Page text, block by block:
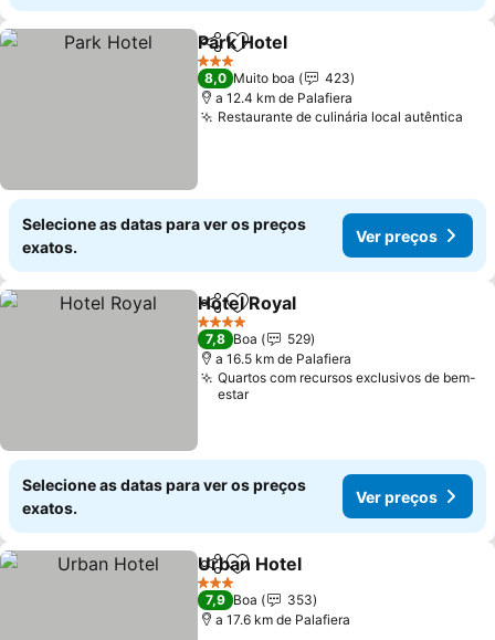
PartilharAdicionar aos favoritos
Park Hotel
3 Estrelas
8,0 Muito boa
423
a 12.4 km de Palafiera
Restaurante de culinária local autêntica
Selecione as datas para ver os preços
exatos.
Ver preços
PartilharAdicionar aos favoritos
Hotel Royal
4 Estrelas
7,8 Boa
529
a 16.5 km de Palafiera
Quartos com recursos exclusivos de bem-
estar
Selecione as datas para ver os preços
exatos.
Ver preços
PartilharAdicionar aos favoritos
Urban Hotel
3 Estrelas
7,9 Boa
353
a 17.6 km de Palafiera